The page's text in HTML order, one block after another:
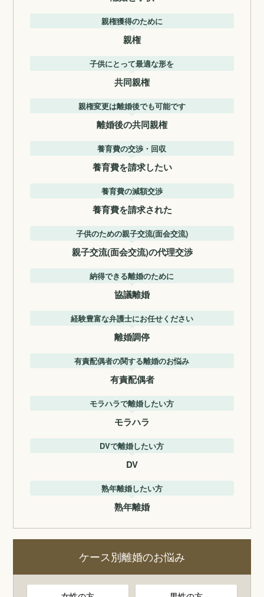
親権獲得のために
親権
子供にとって最適な形を
共同親権
親権変更は離婚後でも可能です
離婚後の共同親権
養育費の交渉・回収
養育費を請求したい
養育費の減額交渉
養育費を請求された
子供のための親子交流(面会交流)
親子交流(面会交流)の代理交渉
納得できる離婚のために
協議離婚
経験豊富な弁護士にお任せください
離婚調停
有責配偶者の関する離婚のお悩み
有責配偶者
モラハラで離婚したい方
モラハラ
DVで離婚したい方
DV
熟年離婚したい方
熟年離婚
ケース別離婚のお悩み